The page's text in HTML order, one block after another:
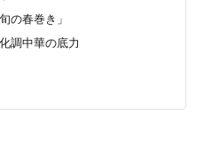
の春巻き」
調中華の底力